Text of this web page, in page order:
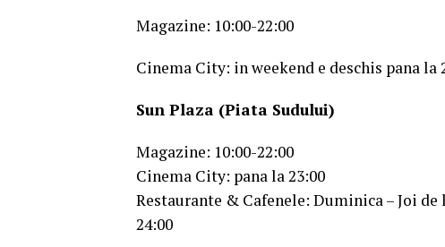
Magazine: 10:00-22:00
Cinema City: in weekend e deschis pana
Sun Plaza (Piata Sudului)
Magazine: 10:00-22:00
Cinema City: pana la 23:00
Restaurante & Cafenele: Duminica – Joi de
24:00